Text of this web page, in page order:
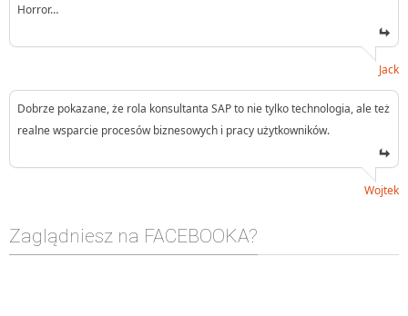
Horror…
Jack
Dobrze pokazane, że rola konsultanta SAP to nie tylko technologia, ale też
realne wsparcie procesów biznesowych i pracy użytkowników.
Wojtek
Zaglądniesz na FACEBOOKA?